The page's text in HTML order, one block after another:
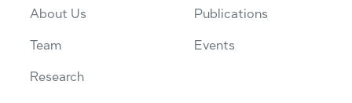
About Us
Team
Research
Publications
Events